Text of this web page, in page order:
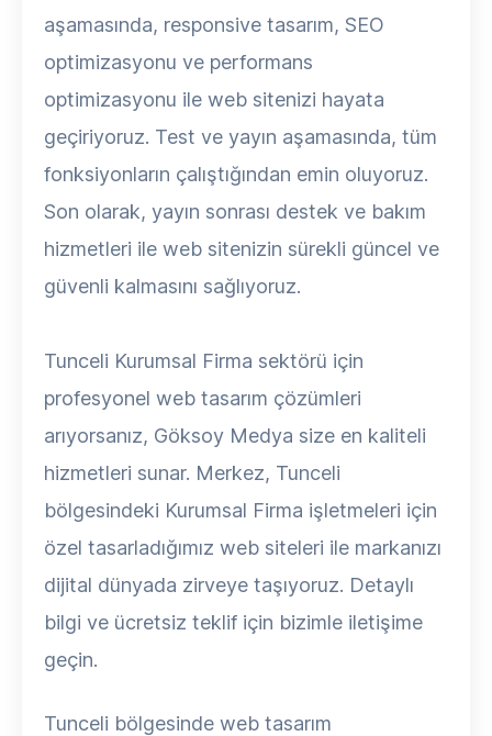
aşamasında, responsive tasarım, SEO
optimizasyonu ve performans
optimizasyonu ile web sitenizi hayata
geçiriyoruz. Test ve yayın aşamasında, tüm
fonksiyonların çalıştığından emin oluyoruz.
Son olarak, yayın sonrası destek ve bakım
hizmetleri ile web sitenizin sürekli güncel ve
güvenli kalmasını sağlıyoruz.
Tunceli Kurumsal Firma sektörü için
profesyonel web tasarım çözümleri
arıyorsanız, Göksoy Medya size en kaliteli
hizmetleri sunar. Merkez, Tunceli
bölgesindeki Kurumsal Firma işletmeleri için
özel tasarladığımız web siteleri ile markanızı
dijital dünyada zirveye taşıyoruz. Detaylı
bilgi ve ücretsiz teklif için bizimle iletişime
geçin.
Tunceli bölgesinde web tasarım